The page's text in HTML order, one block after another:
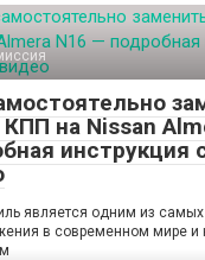
КПП на Nissan
инструкция
является одним из
в современном мире